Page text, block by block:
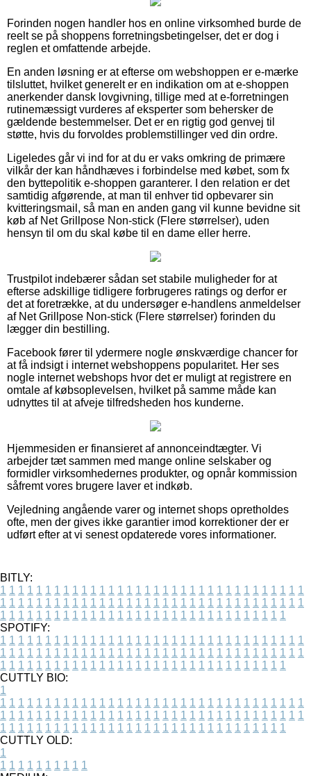
Forinden nogen handler hos en online virksomhed burde de
reelt se på shoppens forretningsbetingelser, det er dog i
reglen et omfattende arbejde.
En anden løsning er at efterse om webshoppen er e-mærke
tilsluttet, hvilket generelt er en indikation om at e-shoppen
anerkender dansk lovgivning, tillige med at e-forretningen
rutinemæssigt vurderes af eksperter som behersker de
gældende bestemmelser. Det er en rigtig god genvej til
støtte, hvis du forvoldes problemstillinger ved din ordre.
Ligeledes går vi ind for at du er vaks omkring de primære
vilkår der kan håndhæves i forbindelse med købet, som fx
den byttepolitik e-shoppen garanterer. I den relation er det
samtidig afgørende, at man til enhver tid opbevarer sin
kvitteringsmail, så man en anden gang vil kunne bevidne sit
køb af Net Grillpose Non-stick (Flere størrelser), uden
hensyn til om du skal købe til en dame eller herre.
Trustpilot indebærer sådan set stabile muligheder for at
efterse adskillige tidligere forbrugeres ratings og derfor er
det at foretrække, at du undersøger e-handlens anmeldelser
af Net Grillpose Non-stick (Flere størrelser) forinden du
lægger din bestilling.
Facebook fører til ydermere nogle ønskværdige chancer for
at få indsigt i internet webshoppens popularitet. Her ses
nogle internet webshops hvor det er muligt at registrere en
omtale af købsoplevelsen, hvilket på samme måde kan
udnyttes til at afveje tilfredsheden hos kunderne.
Hjemmesiden er finansieret af annonceindtægter. Vi
arbejder tæt sammen med mange online selskaber og
formidler virksomhedernes produkter, og opnår kommission
såfremt vores brugere laver et indkøb.
Vejledning angående varer og internet shops opretholdes
ofte, men der gives ikke garantier imod korrektioner der er
udført efter at vi senest opdaterede vores informationer.
BITLY:
1 1 1 1 1 1 1 1 1 1 1 1 1 1 1 1 1 1 1 1 1 1 1 1 1 1 1 1 1 1 1 1 1 1
1 1 1 1 1 1 1 1 1 1 1 1 1 1 1 1 1 1 1 1 1 1 1 1 1 1 1 1 1 1 1 1 1 1
1 1 1 1 1 1 1 1 1 1 1 1 1 1 1 1 1 1 1 1 1 1 1 1 1 1 1 1 1 1 1 1
SPOTIFY:
1 1 1 1 1 1 1 1 1 1 1 1 1 1 1 1 1 1 1 1 1 1 1 1 1 1 1 1 1 1 1 1 1 1
1 1 1 1 1 1 1 1 1 1 1 1 1 1 1 1 1 1 1 1 1 1 1 1 1 1 1 1 1 1 1 1 1 1
1 1 1 1 1 1 1 1 1 1 1 1 1 1 1 1 1 1 1 1 1 1 1 1 1 1 1 1 1 1 1 1
CUTTLY BIO:
1
1 1 1 1 1 1 1 1 1 1 1 1 1 1 1 1 1 1 1 1 1 1 1 1 1 1 1 1 1 1 1 1 1 1
1 1 1 1 1 1 1 1 1 1 1 1 1 1 1 1 1 1 1 1 1 1 1 1 1 1 1 1 1 1 1 1 1 1
1 1 1 1 1 1 1 1 1 1 1 1 1 1 1 1 1 1 1 1 1 1 1 1 1 1 1 1 1 1 1 1
CUTTLY OLD:
1
1 1 1 1 1 1 1 1 1 1